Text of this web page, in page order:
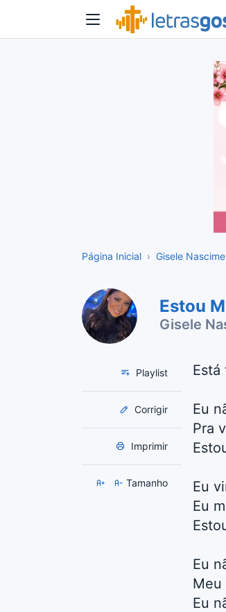
Página Inicial Gisele
Estou
Gisele
Playlist
Corrigir
Imprimir
Tamanho
Está
Eu
Pra
Eu
Eu
Eu
Meu
Eu